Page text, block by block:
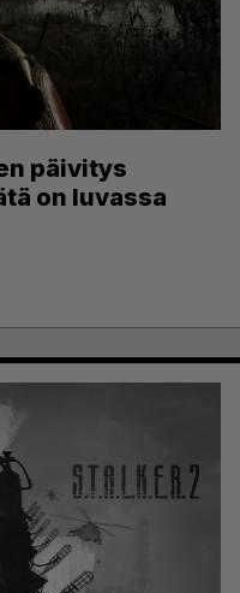
päivitys
on luvassa